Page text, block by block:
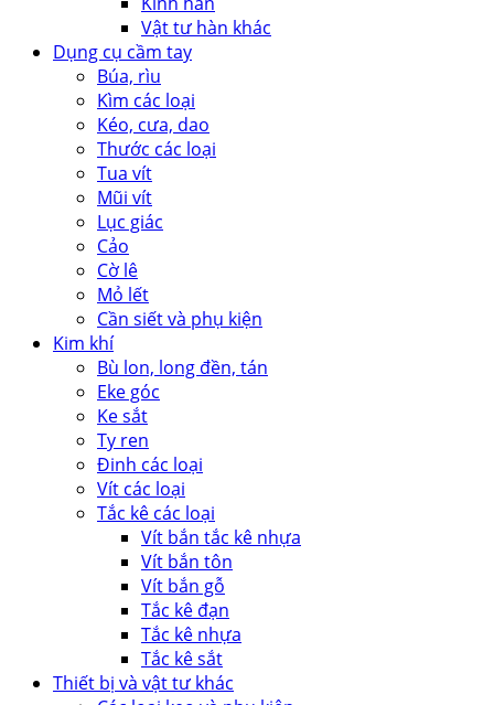
Vật tư hàn khác
Dụng cụ cầm tay
Búa, rìu
Kìm các loại
Kéo, cưa, dao
Thước các loại
Tua vít
Mũi vít
Lục giác
Cảo
Cờ lê
Mỏ lết
Cần siết và phụ kiện
Kim khí
Bù lon, long đền, tán
Eke góc
Ke sắt
Ty ren
Đinh các loại
Vít các loại
Tắc kê các loại
Vít bắn tắc kê nhựa
Vít bắn tôn
Vít bắn gỗ
Tắc kê đạn
Tắc kê nhựa
Tắc kê sắt
Thiết bị và vật tư khác